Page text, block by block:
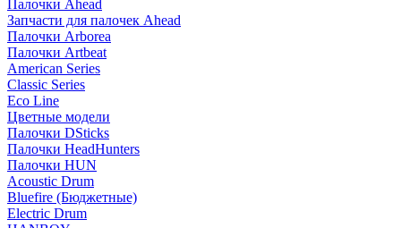
Палочки Ahead
Запчасти для палочек Ahead
Палочки Arborea
Палочки Artbeat
American Series
Classic Series
Eco Line
Цветные модели
Палочки DSticks
Палочки HeadHunters
Палочки HUN
Acoustic Drum
Bluefire (Бюджетные)
Electric Drum